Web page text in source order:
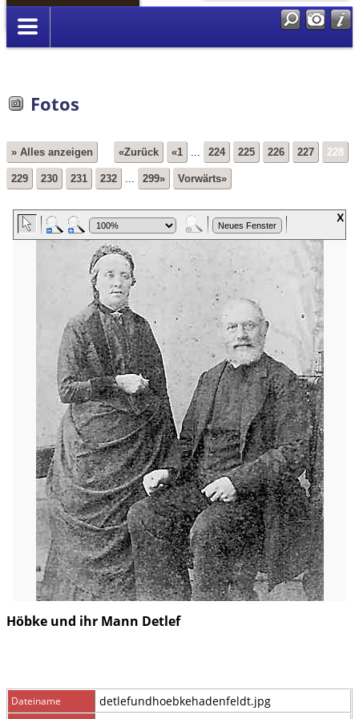
Anmelden
Fotos
» Alles anzeigen «Zurück «1 ... 224 225 226 227 228
229 230 231 232 ... 299» Vorwärts»
Höbke und ihr Mann Detlef
Dateiname detlefundhoebkehadenfeldt.jpg